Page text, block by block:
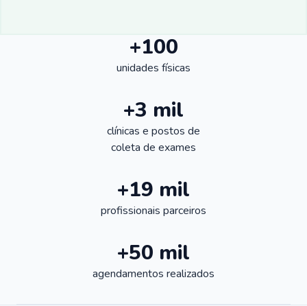
+100
unidades físicas
+3 mil
clínicas e postos de
coleta de exames
+19 mil
profissionais parceiros
+50 mil
agendamentos realizados